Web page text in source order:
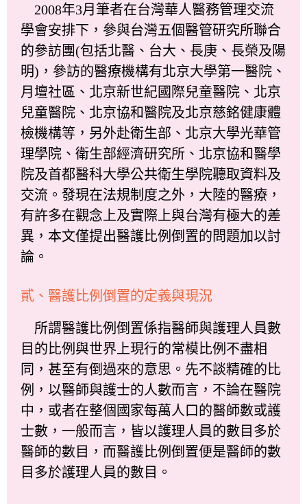
2008年3月筆者在台灣華人醫務管理交流
學會安排下，參與台灣五個醫管研究所聯合
的參訪團(包括北醫、台大、長庚、長榮及陽
明)，參訪的醫療機構有北京大學第一醫院、
月壇社區、北京新世紀國際兒童醫院、北京
兒童醫院、北京協和醫院及北京慈銘健康體
檢機構等，另外赴衛生部、北京大學光華管
理學院、衛生部經濟研究所、北京協和醫學
院及首都醫科大學公共衛生學院聽取資料及
交流。發現在法規制度之外，大陸的醫療，
有許多在觀念上及實際上與台灣有極大的差
異，本文僅提出醫護比例倒置的問題加以討
論。
貳、醫護比例倒置的定義與現況
所謂醫護比例倒置係指醫師與護理人員數
目的比例與世界上現行的常模比例不盡相
同，甚至有倒過來的意思。先不談精確的比
例，以醫師與護士的人數而言，不論在醫院
中，或者在整個國家每萬人口的醫師數或護
士數，一般而言，皆以護理人員的數目多於
醫師的數目，而醫護比例倒置便是醫師的數
目多於護理人員的數目。